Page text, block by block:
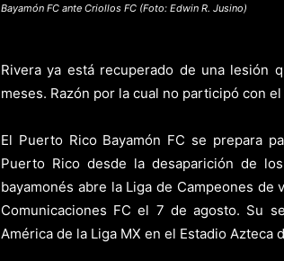
Bayamón FC ante Criollos FC (Foto: Edwin R. Jusino)
Rivera ya está recuperado de una lesión
meses. Razón por la cual no participó con
El Puerto Rico Bayamón FC se prepara
Puerto Rico desde la desaparición de
bayamonés abre la Liga de Campeones
Comunicaciones FC el 7 de agosto. Su
América de la Liga MX en el Estadio Azteca